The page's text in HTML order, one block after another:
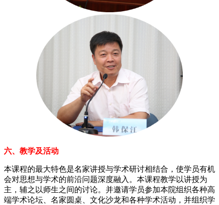
六、教学及活动
本课程的最大特色是名家讲授与学术研讨相结合，使学员有机
会对思想与学术的前沿问题深度融入。本课程教学以讲授为
主，辅之以师生之间的讨论。并邀请学员参加本院组织各种高
端学术论坛、名家圆桌、文化沙龙和各种学术活动，并组织学